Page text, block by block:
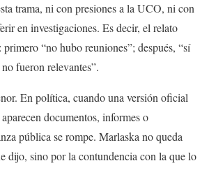
trama, ni con presiones a la UCO, ni con
en investigaciones. Es decir, el relato
“no hubo reuniones”; después, “sí
fueron relevantes”.
En política, cuando una versión oficial
documentos, informes o
pública se rompe. Marlaska no queda
dijo, sino por la contundencia con la que lo